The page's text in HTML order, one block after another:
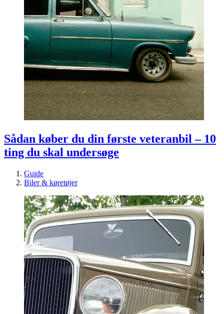
Sådan køber du din første veteranbil – 10
ting du skal undersøge
Guide
Biler & køretøjer